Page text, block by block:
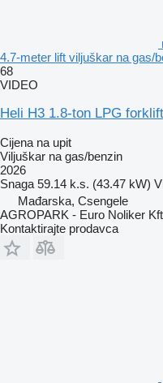
4.7-meter lift viljuškar na gas/
68
VIDEO
Heli H3 1.8-ton LPG
Cijena na upit
Viljuškar na gas/benzin
2026
Snaga 59.14 k.s. (43.47 kW)
Mađarska, Csengele
AGROPARK - Euro Noliker
Kontaktirajte prodavca